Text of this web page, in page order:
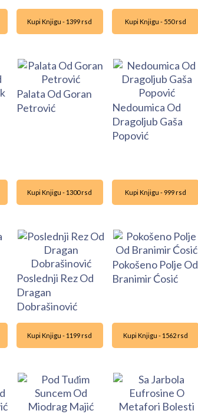
Kupi Knjigu - 1399 rsd
Palata Od Goran
Petrović
Kupi Knjigu - 550 rsd
Nedoumica Od
Dragoljub Gaša
Popović
Kupi Knjigu - 1300 rsd
Poslednji Rez Od
Dragan
Dobrašinović
Kupi Knjigu - 999 rsd
Pokošeno Polje Od
Branimir Ćosić
Kupi Knjigu - 1199 rsd Kupi Knjigu - 1562 rsd